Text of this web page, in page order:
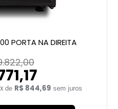
PORTA NA DIREITA
de R$ 844,69 sem juros